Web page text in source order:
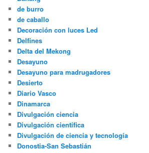
de burro
de caballo
Decoración con luces Led
Delfines
Delta del Mekong
Desayuno
Desayuno para madrugadores
Desierto
Diario Vasco
Dinamarca
Divulgación ciencia
Divulgación científica
Divulgación de ciencia y tecnología
Donostia-San Sebastián